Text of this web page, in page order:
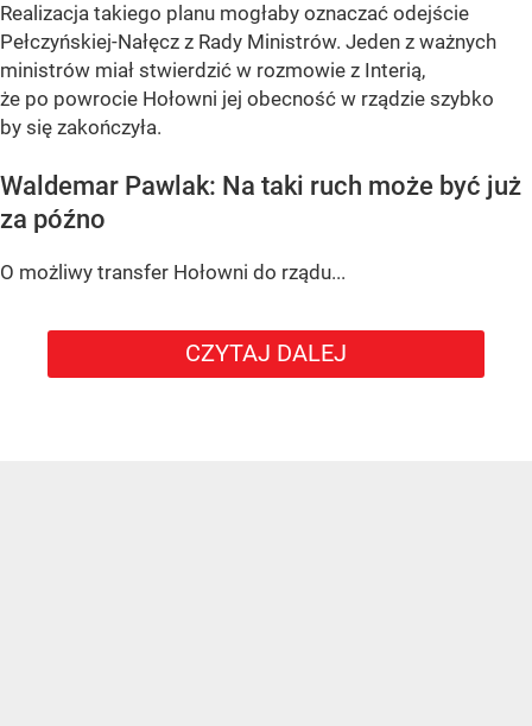
Realizacja takiego planu mogłaby oznaczać odejście
Pełczyńskiej-Nałęcz z Rady Ministrów. Jeden z ważnych
ministrów miał stwierdzić w rozmowie z Interią,
że po powrocie Hołowni jej obecność w rządzie szybko
by się zakończyła.
Waldemar Pawlak: Na taki ruch może być już
za późno
O możliwy transfer Hołowni do rządu...
CZYTAJ DALEJ